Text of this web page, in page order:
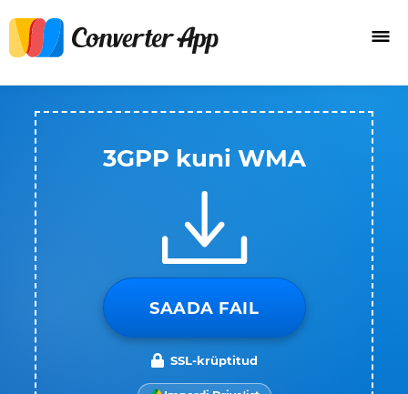
3GPP kuni WMA
SAADA FAIL
SSL-krüptitud